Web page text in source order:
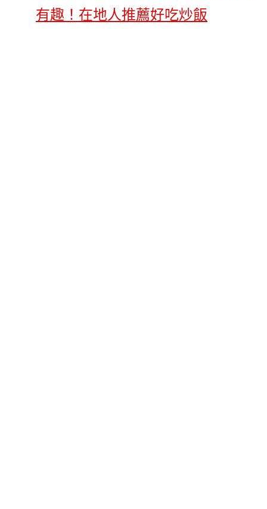
有趣！在地人推薦好吃炒飯